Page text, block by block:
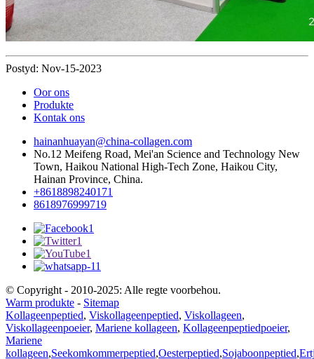
Postyd: Nov-15-2023
Oor ons
Produkte
Kontak ons
hainanhuayan@china-collagen.com
No.12 Meifeng Road, Mei'an Science and Technology New
Town, Haikou National High-Tech Zone, Haikou City,
Hainan Province, China.
+8618898240171
8618976999719
© Copyright - 2010-2025: Alle regte voorbehou.
Warm produkte - Sitemap
Kollageenpeptied, Viskollageenpeptied, Viskollageen,
Viskollageenpoeier, Mariene kollageen, Kollageenpeptiedpoeier,
Mariene
kollageen,Seekomkommerpeptied,Oesterpeptied,Sojaboonpeptied,